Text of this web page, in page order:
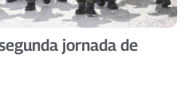
jornada de